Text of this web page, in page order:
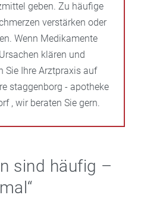
geben. Zu häufige
verstärken oder
Wenn Medikamente
klären und
Sie Ihre Arztpraxis auf
staggenborg - apotheke
, wir beraten Sie gern.
sind häufig –